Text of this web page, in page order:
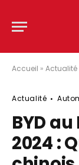
Accueil » Actualité
Actualité
BYD
2024 :